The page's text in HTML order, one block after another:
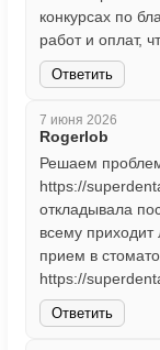
конкурсах по
работ и оплат,
Ответить
7 июня 2026
Rogerlob
Решаем
https://
откладывала
всему
прием в
https://
Ответить